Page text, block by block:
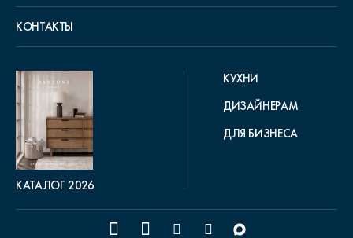
КОНТАКТЫ
КАТАЛОГ 2026
КУХНИ
ДИЗАЙНЕРАМ
ДЛЯ БИЗНЕСА